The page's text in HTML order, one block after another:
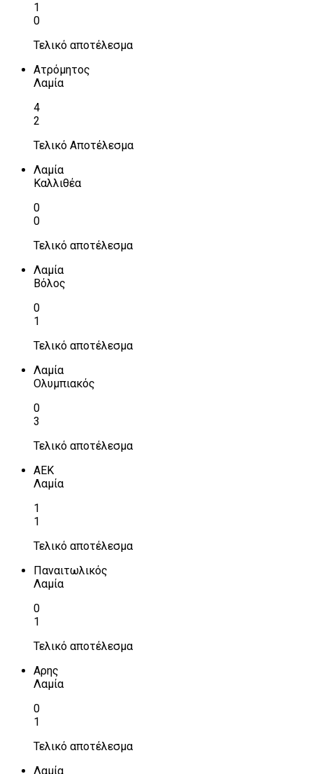
1
0
Τελικό αποτέλεσμα
Ατρόμητος
Λαμία
4
2
Τελικό Αποτέλεσμα
Λαμία
Καλλιθέα
0
0
Τελικό αποτέλεσμα
Λαμία
Βόλος
0
1
Τελικό αποτέλεσμα
Λαμία
Ολυμπιακός
0
3
Τελικό αποτέλεσμα
ΑΕΚ
Λαμία
1
1
Τελικό αποτέλεσμα
Παναιτωλικός
Λαμία
0
1
Τελικό αποτέλεσμα
Αρης
Λαμία
0
1
Τελικό αποτέλεσμα
Λαμία